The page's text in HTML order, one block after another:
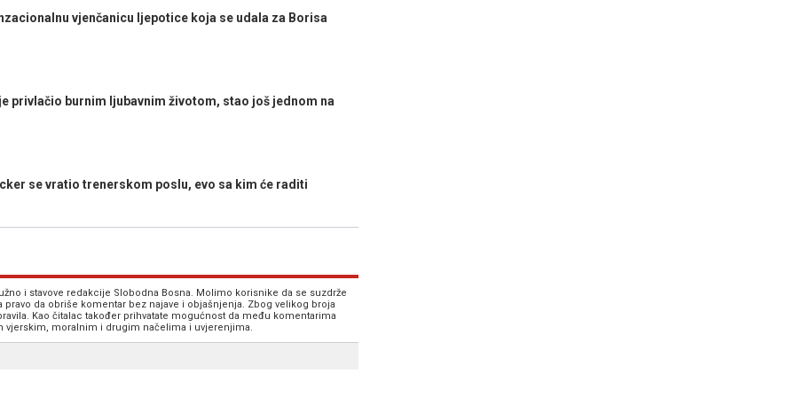
vjenčanicu ljepotice koja se udala za Borisa
je privlačio burnim ljubavnim životom, stao još jednom na
se vratio trenerskom poslu, evo sa kim će raditi
i stavove redakcije Slobodna Bosna. Molimo korisnike da se suzdrže
pravo da obriše komentar bez najave i objašnjenja. Zbog velikog broja
Kao čitalac također prihvatate mogućnost da među komentarima
vjerskim, moralnim i drugim načelima i uvjerenjima.